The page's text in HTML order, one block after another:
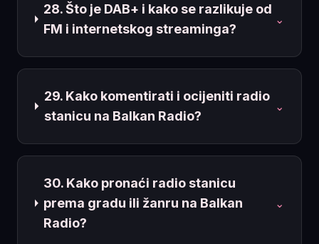
28. Što je DAB+ i kako se razlikuje od
FM i internetskog streaminga?
⌄
29. Kako komentirati i ocijeniti radio
stanicu na Balkan Radio?
⌄
30. Kako pronaći radio stanicu
prema gradu ili žanru na Balkan
Radio?
⌄